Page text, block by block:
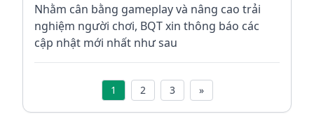
Nhằm cân bằng gameplay và nâng cao trải
nghiệm người chơi, BQT xin thông báo các
cập nhật mới nhất như sau
1 2 3 »